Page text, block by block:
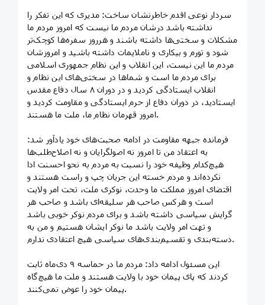
سردار نوعی اقدم خاطرنشان ساخت: مدیری که این تفکر را
نداشته باشد درشان مردم ما نیست که امروز مردم ما
مشکلات و سختی‌ها داشته باشند و هرروز سفره‌ها کوچک‌تر
شود و تورم و بیکاری و ناملایمات داشته باشید و امروزشان
مردم ما این نیست، این انقلاب و این نظام جمهوری اسلامی
برای مردم ما است و شماها در سختی‌های این نظام و
انقلاب ایستادگی کردید و در دوران ۸ سال دفاع مقدس
ایستادید، در دوران دفاع از حرم ایستادگی و مقاومت کردید و
امروز قهرمان نظام ما، ملت ما هستند.
فرمانده جبهه مقاومت در ادامه صحبت‌های خود یادآور شد:
به اعتقاد من تا امروز نه اصولگرایان و نه اصلاح‌طلب‌ها
هیچ‌کدام وظیفه خود را نسبت به مردم به نحو احسنت ادا
نکرده‌اند و مردم خسته این جریان چپ و راست هستند و
اقتضای امروز مملکت ما وحدت، نوکری ملت، تحت امر ولایت
است و هرکس صاحب هر سلیقه‌ای باشد و صاحب هر
گرایش سیاسی داشته باشد و برای مردم نوکر خوبی باشد
و تهت امر ولایت باشد ما نوکر ایشان هستیم و من به
دسته‌بندی و تقسیم‌بندی‌های سیاسی هیچ اعتقادی ندارم.
این مسئول ادامه داد: مردم ما در حماسه ۹ دی‌ماه ثابت
کردند که پای پیمان خود با ولایت هستند و ملت ما هیچ‌گاه
پیمان خود را عوض نمی‌کنند.